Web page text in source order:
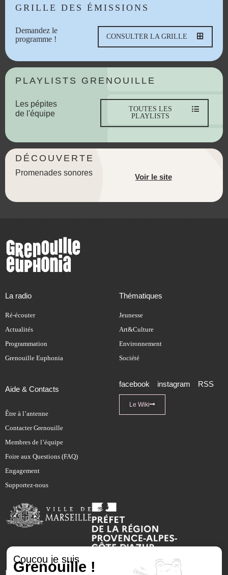
GRILLE DES ÉMISSIONS
Demandez le
programme !
CONSULTER LA GRILLE
PLAYLISTS GRENOUILLE
Les pépites
de l'équipe
TOUTES LES
PLAYLISTS
DÉCOUVERTE
Promenades sonores Voir le site
La radio
Ré-écouter
Actualités
Programmation
Grenouille Euphonia
Thématiques
Jeunesse
Art&Culture
Environnement
Société
Aide & Contacts
Être à l’antenne
Contacter Grenouille
Membres de l’équipe
Foire aux Questions (FAQ)
Engagement
Supportez-nous
facebook instagram RSS
Le Wiki
Coucou je suis
Grenouille !